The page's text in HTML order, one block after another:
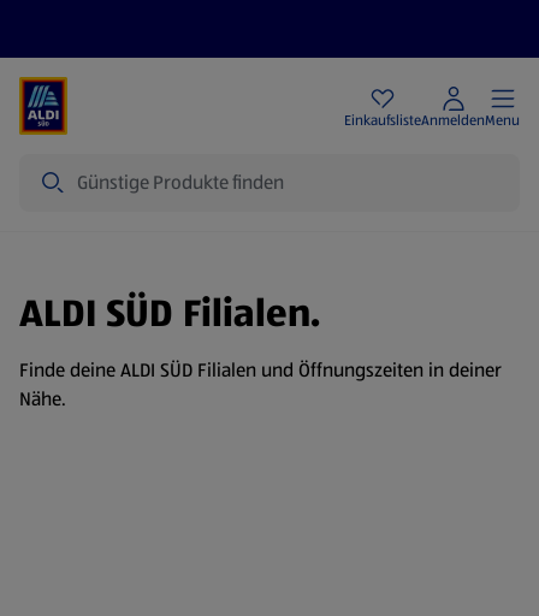
EinkaufslisteAnmeldenMenu
ALDI SÜD Filialen.
Finde deine ALDI SÜD Filialen und Öffnungszeiten in deiner
Nähe.